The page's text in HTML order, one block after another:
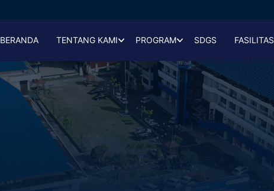
BERANDA TENTANG KAMI PROGRAM SDGS FASILITAS